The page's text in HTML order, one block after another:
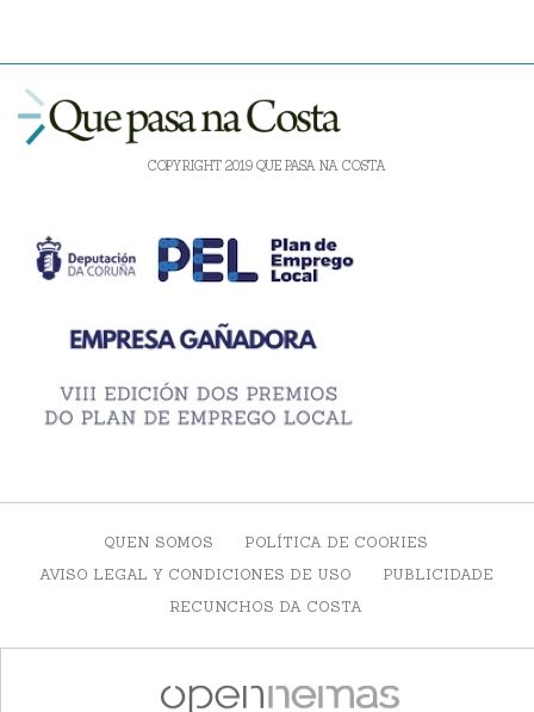
COPYRIGHT 2019 QUE PASA NA COSTA
QUEN SOMOS
POLÍTICA DE COOKIES
AVISO LEGAL Y CONDICIONES DE USO
PUBLICIDADE
RECUNCHOS DA COSTA